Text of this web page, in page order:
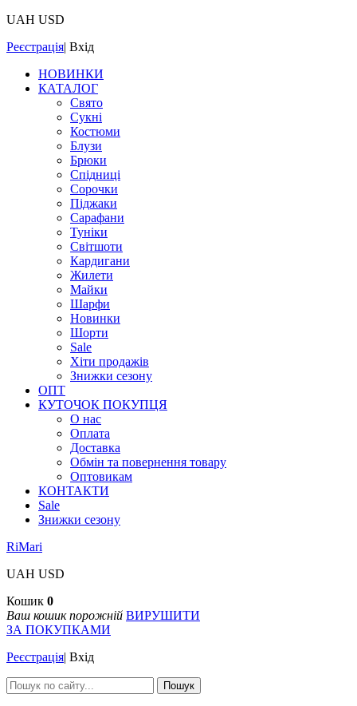
UAH USD
Реєстрація| Вхід
НОВИНКИ
КАТАЛОГ
Свято
Сукні
Костюми
Блузи
Брюки
Спідниці
Сорочки
Піджаки
Сарафани
Туніки
Світшоти
Кардигани
Жилети
Майки
Шарфи
Новинки
Шорти
Sale
Хіти продажів
Знижки сезону
ОПТ
КУТОЧОК ПОКУПЦЯ
О нас
Оплата
Доставка
Обмін та повернення товару
Оптовикам
КОНТАКТИ
Sale
Знижки сезону
RiMari
UAH USD
Кошик 0
Ваш кошик порожній ВИРУШИТИ
ЗА ПОКУПКАМИ
Реєстрація| Вхід
Пошук